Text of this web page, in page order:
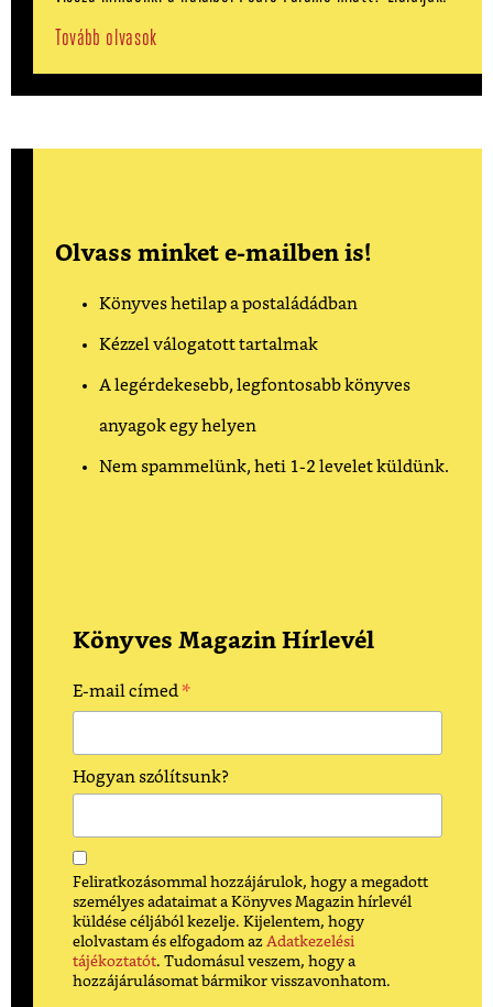
Tovább olvasok
Olvass minket e-mailben is!
Könyves hetilap a postaládádban
Kézzel válogatott tartalmak
A legérdekesebb, legfontosabb könyves
anyagok egy helyen
Nem spammelünk, heti 1-2 levelet küldünk.
Könyves Magazin Hírlevél
E-mail címed *
Hogyan szólítsunk?
Feliratkozásommal hozzájárulok, hogy a megadott
személyes adataimat a Könyves Magazin hírlevél
küldése céljából kezelje. Kijelentem, hogy
elolvastam és elfogadom az Adatkezelési
tájékoztatót. Tudomásul veszem, hogy a
hozzájárulásomat bármikor visszavonhatom.